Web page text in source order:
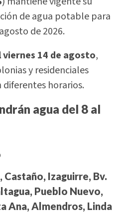
de agua potable para
de 2026.
viernes 14 de agosto,
y residenciales
diferentes horarios.
agua del 8 al
Izaguirre, Bv.
Pueblo Nuevo,
Ana, Almendros, Linda